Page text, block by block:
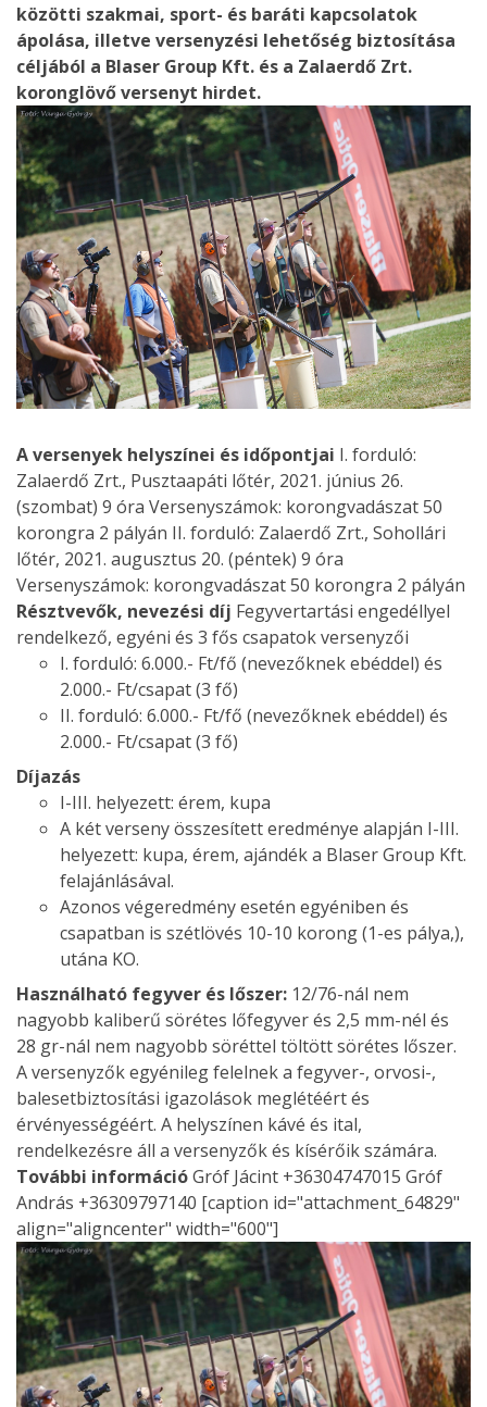
közötti szakmai, sport- és baráti kapcsolatok
ápolása, illetve versenyzési lehetőség biztosítása
céljából a Blaser Group Kft. és a Zalaerdő Zrt.
koronglövő versenyt hirdet.
A versenyek helyszínei és időpontjai I. forduló:
Zalaerdő Zrt., Pusztaapáti lőtér, 2021. június 26.
(szombat) 9 óra Versenyszámok: korongvadászat 50
korongra 2 pályán II. forduló: Zalaerdő Zrt., Sohollári
lőtér, 2021. augusztus 20. (péntek) 9 óra
Versenyszámok: korongvadászat 50 korongra 2 pályán
Résztvevők, nevezési díj Fegyvertartási engedéllyel
rendelkező, egyéni és 3 fős csapatok versenyzői
I. forduló: 6.000.- Ft/fő (nevezőknek ebéddel) és
2.000.- Ft/csapat (3 fő)
II. forduló: 6.000.- Ft/fő (nevezőknek ebéddel) és
2.000.- Ft/csapat (3 fő)
Díjazás
I-III. helyezett: érem, kupa
A két verseny összesített eredménye alapján I-III.
helyezett: kupa, érem, ajándék a Blaser Group Kft.
felajánlásával.
Azonos végeredmény esetén egyéniben és
csapatban is szétlövés 10-10 korong (1-es pálya,),
utána KO.
Használható fegyver és lőszer: 12/76-nál nem
nagyobb kaliberű sörétes lőfegyver és 2,5 mm-nél és
28 gr-nál nem nagyobb söréttel töltött sörétes lőszer.
A versenyzők egyénileg felelnek a fegyver-, orvosi-,
balesetbiztosítási igazolások meglétéért és
érvényességéért. A helyszínen kávé és ital,
rendelkezésre áll a versenyzők és kísérőik számára.
További információGróf Jácint +36304747015 Gróf
András +36309797140 [caption id="attachment_64829"
align="aligncenter" width="600"]